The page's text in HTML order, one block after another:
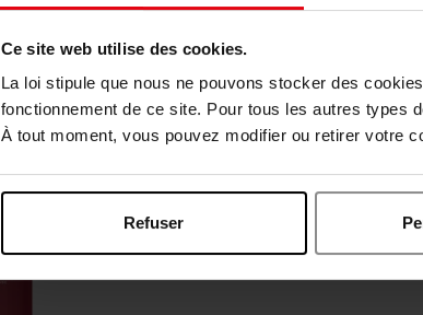
Ce site web utilise des cookies.
La loi stipule que nous ne pouvons stocker des
fonctionnement de ce site. Pour tous les autres types
À tout moment, vous pouvez modifier ou retirer votre
Refuser
Vous